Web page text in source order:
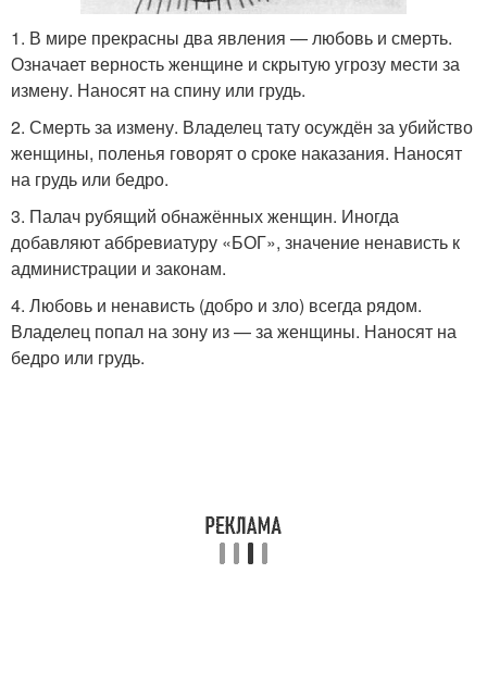
1. В мире прекрасны два явления — любовь и смерть.
Означает верность женщине и скрытую угрозу мести за
измену. Наносят на спину или грудь.
2. Смерть за измену. Владелец тату осуждён за убийство
женщины, поленья говорят о сроке наказания. Наносят
на грудь или бедро.
3. Палач рубящий обнажённых женщин. Иногда
добавляют аббревиатуру «БОГ», значение ненависть к
администрации и законам.
4. Любовь и ненависть (добро и зло) всегда рядом.
Владелец попал на зону из — за женщины. Наносят на
бедро или грудь.